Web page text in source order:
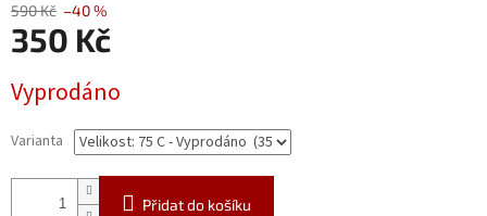
590 Kč –40 %
350 Kč
cena:
Vyprodáno
Varianta
Přidat do košíku